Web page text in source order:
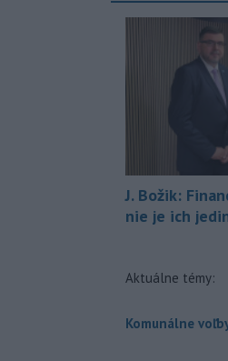
J. Božik:
nie je ich
Aktuálne témy:
Komunálne